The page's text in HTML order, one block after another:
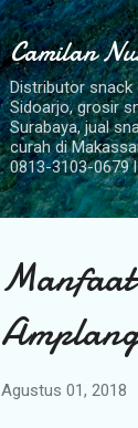
Camilan
Distributor snack
Sidoarjo, grosir
Surabaya, jual
curah di
0813-3103-0679
Agustus 01, 2018